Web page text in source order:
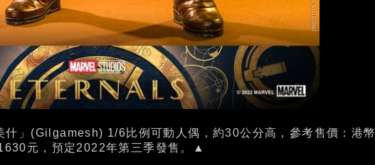
」(Gilgamesh) 1/6比例可動人偶，約30公分高，參考售價：港幣
元，預定2022年第三季發售。▲